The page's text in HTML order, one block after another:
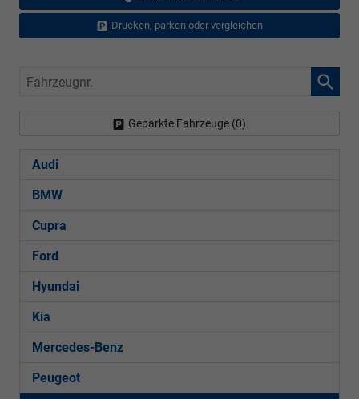
Drucken, parken oder vergleichen
Fahrzeugnr.
Geparkte Fahrzeuge (0)
Audi
BMW
Cupra
Ford
Hyundai
Kia
Mercedes-Benz
Peugeot